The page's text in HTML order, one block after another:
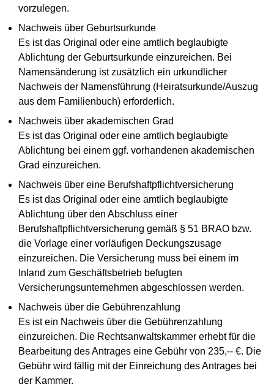
vorzulegen.
Nachweis über Geburtsurkunde
Es ist das Original oder eine amtlich beglaubigte
Ablichtung der Geburtsurkunde einzureichen. Bei
Namensänderung ist zusätzlich ein urkundlicher
Nachweis der Namensführung (Heiratsurkunde/Auszug
aus dem Familienbuch) erforderlich.
Nachweis über akademischen Grad
Es ist das Original oder eine amtlich beglaubigte
Ablichtung bei einem ggf. vorhandenen akademischen
Grad einzureichen.
Nachweis über eine Berufshaftpflichtversicherung
Es ist das Original oder eine amtlich beglaubigte
Ablichtung über den Abschluss einer
Berufshaftpflichtversicherung gemäß § 51 BRAO bzw.
die Vorlage einer vorläufigen Deckungszusage
einzureichen. Die Versicherung muss bei einem im
Inland zum Geschäftsbetrieb befugten
Versicherungsunternehmen abgeschlossen werden.
Nachweis über die Gebührenzahlung
Es ist ein Nachweis über die Gebührenzahlung
einzureichen. Die Rechtsanwaltskammer erhebt für die
Bearbeitung des Antrages eine Gebühr von 235,-- €. Die
Gebühr wird fällig mit der Einreichung des Antrages bei
der Kammer.